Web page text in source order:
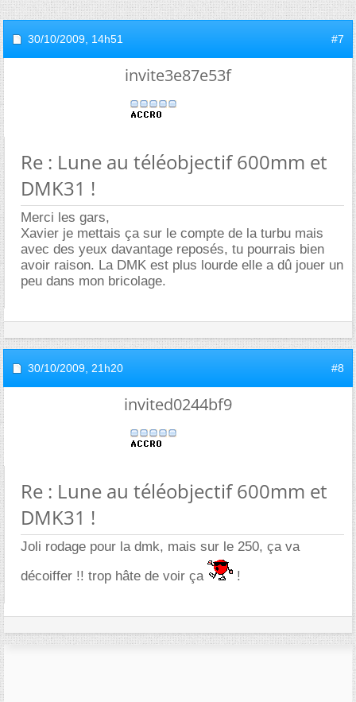
30/10/2009, 14h51 #7
invite3e87e53f
Re : Lune au téléobjectif 600mm et
DMK31 !
Merci les gars,
Xavier je mettais ça sur le compte de la turbu mais
avec des yeux davantage reposés, tu pourrais bien
avoir raison. La DMK est plus lourde elle a dû jouer un
peu dans mon bricolage.
30/10/2009, 21h20 #8
invited0244bf9
Re : Lune au téléobjectif 600mm et
DMK31 !
Joli rodage pour la dmk, mais sur le 250, ça va
décoiffer !! trop hâte de voir ça
!